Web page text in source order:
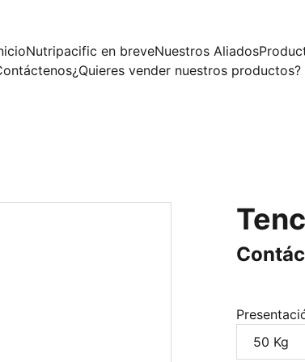
Nutripacific en breveNuestros Aliados
¿Quieres vender nuestros productos?